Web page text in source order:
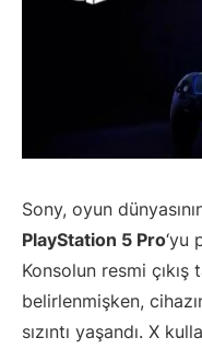
Sony, oyun
PlayStation 5 Pro‘yu
Konsolun resmi çıkış
belirlenmişken,
sızıntı yaşandı. X